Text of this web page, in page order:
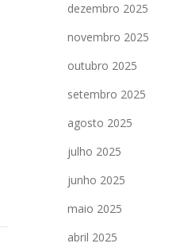
dezembro 2025
novembro 2025
outubro 2025
setembro 2025
agosto 2025
julho 2025
junho 2025
maio 2025
abril 2025